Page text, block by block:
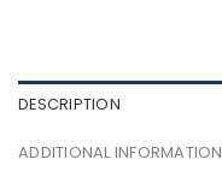
DESCRIPTION
ADDITIONAL INFORMATION